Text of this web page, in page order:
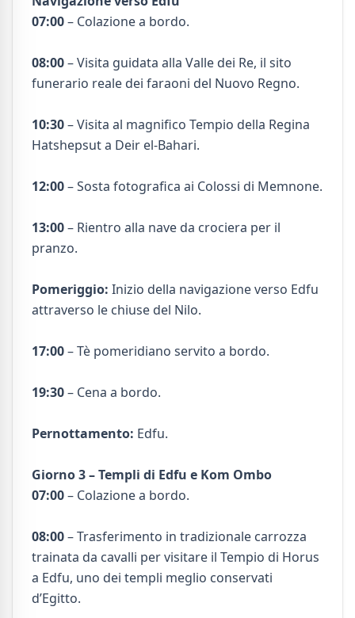
07:00– Colazione a bordo.
08:00– Visita guidata alla Valle dei Re, il sito
funerario reale dei faraoni del Nuovo Regno.
10:30– Visita al magnifico Tempio della Regina
Hatshepsut a Deir el-Bahari.
12:00– Sosta fotografica ai Colossi di Memnone.
13:00– Rientro alla nave da crociera per il
pranzo.
Pomeriggio: Inizio della navigazione verso Edfu
attraverso le chiuse del Nilo.
17:00– Tè pomeridiano servito a bordo.
19:30– Cena a bordo.
Pernottamento: Edfu.
Giorno 3 – Templi di Edfu e Kom Ombo
07:00– Colazione a bordo.
08:00– Trasferimento in tradizionale carrozza
trainata da cavalli per visitare il Tempio di Horus
a Edfu, uno dei templi meglio conservati
d’Egitto.